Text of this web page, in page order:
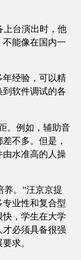
上台演出时，他
能像在国内一
年经验，可以精
软件调试的各
。例如，辅助音
不多。但是，
水准高的人操
养。”汪京京提
业性和复合型
快，学生在大学
必须具备很强
求。